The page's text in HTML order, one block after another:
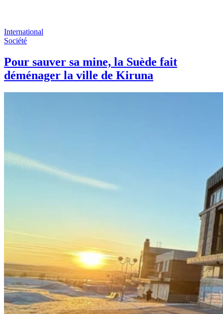
International
Société
Pour sauver sa mine, la Suède fait
déménager la ville de Kiruna